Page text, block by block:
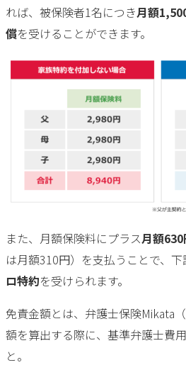
れば、被保険者1名につき月額
償を受けることができます。
また、月額保険料にプラス月額630
は月額310円）を支払うことで、下
ロ特約を受けられます。
免責金額とは、弁護士保険Mikata
額を算出する際に、基準弁護士費
と。